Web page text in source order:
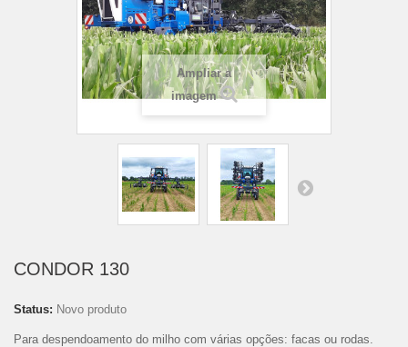
Ampliar a
imagem
CONDOR 130
Status: Novo produto
Para despendoamento do milho com várias opções: facas ou rodas.